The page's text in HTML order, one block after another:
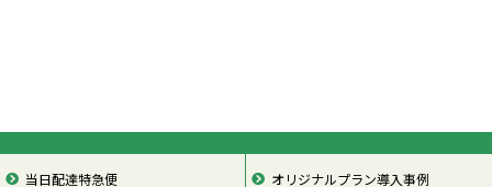
当日配達特急便 オリジナルプラン導入事例